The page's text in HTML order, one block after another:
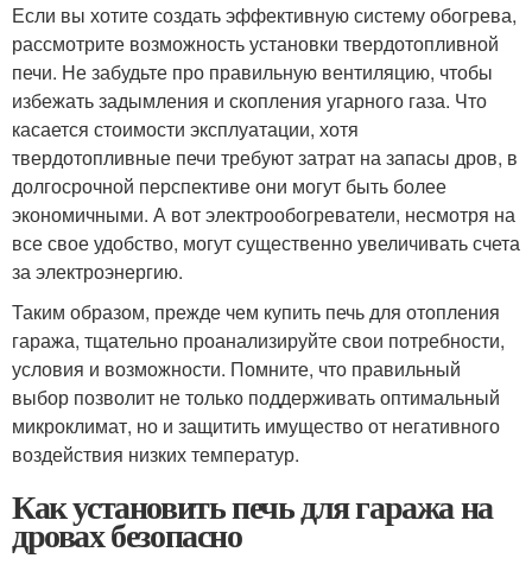
Если вы хотите создать эффективную систему обогрева,
рассмотрите возможность установки твердотопливной
печи. Не забудьте про правильную вентиляцию, чтобы
избежать задымления и скопления угарного газа. Что
касается стоимости эксплуатации, хотя
твердотопливные печи требуют затрат на запасы дров, в
долгосрочной перспективе они могут быть более
экономичными. А вот электрообогреватели, несмотря на
все свое удобство, могут существенно увеличивать счета
за электроэнергию.
Таким образом, прежде чем купить печь для отопления
гаража, тщательно проанализируйте свои потребности,
условия и возможности. Помните, что правильный
выбор позволит не только поддерживать оптимальный
микроклимат, но и защитить имущество от негативного
воздействия низких температур.
Как установить печь для гаража на
дровах безопасно